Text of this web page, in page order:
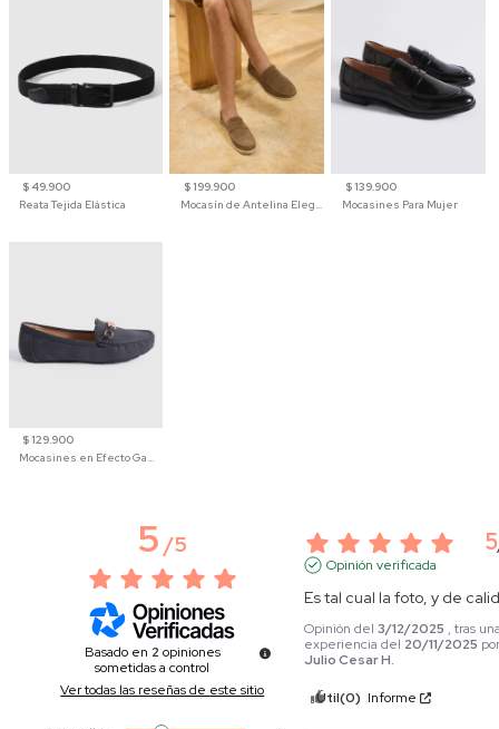
$ 49.900
Reata Tejida Elástica
$ 199.900
Mocasín de Antelina Elegante con Suela de Contraste Para Hombre
$ 139.900
Mocasines Para Mujer
$ 129.900
Mocasines en Efecto Gamuzado Para Mujer
5/5
Basado en 2 opiniones
sometidas a control
Ver todas las reseñas de este sitio
5
Opinión verificada
Es tal cual la foto, y de
Opinión del3/12/2025 , tras
experiencia del 20/11/2025
Julio Cesar H.
Útil(0) Informe